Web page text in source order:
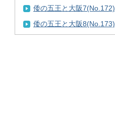
倭の五王と大阪7(No.172)
倭の五王と大阪8(No.173)